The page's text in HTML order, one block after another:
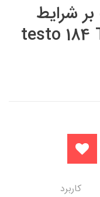
بر شرایط
کاربرد